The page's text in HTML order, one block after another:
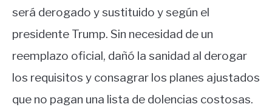
será derogado y sustituido y según el
presidente Trump. Sin necesidad de un
reemplazo oficial, dañó la sanidad al derogar
los requisitos y consagrar los planes ajustados
que no pagan una lista de dolencias costosas.